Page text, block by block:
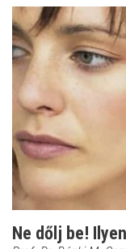
Ne dőlj be!